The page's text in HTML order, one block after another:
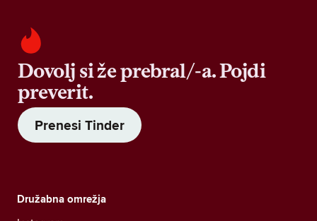
Dovolj si že prebral/-a. Pojdi
preverit.
Prenesi Tinder
Družabna omrežja